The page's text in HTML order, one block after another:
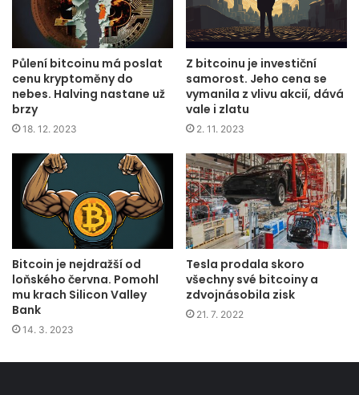
Půlení bitcoinu má poslat
cenu kryptoměny do
nebes. Halving nastane už
brzy
18. 12. 2023
Z bitcoinu je investiční
samorost. Jeho cena se
vymanila z vlivu akcií, dává
vale i zlatu
2. 11. 2023
Bitcoin je nejdražší od
loňského června. Pomohl
mu krach Silicon Valley
Bank
14. 3. 2023
Tesla prodala skoro
všechny své bitcoiny a
zdvojnásobila zisk
21. 7. 2022